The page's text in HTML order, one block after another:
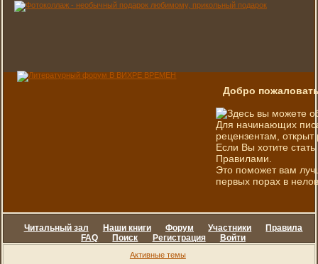
Добро
Здесь вы можете
Для начинающих
рецензентам, открыт
Если Вы хотите
Правилами.
Это поможет вам
первых порах в
Читальный зал Наши книги Форум Участники
Правила
FAQ
Поиск Регистрация Войти
Активные темы